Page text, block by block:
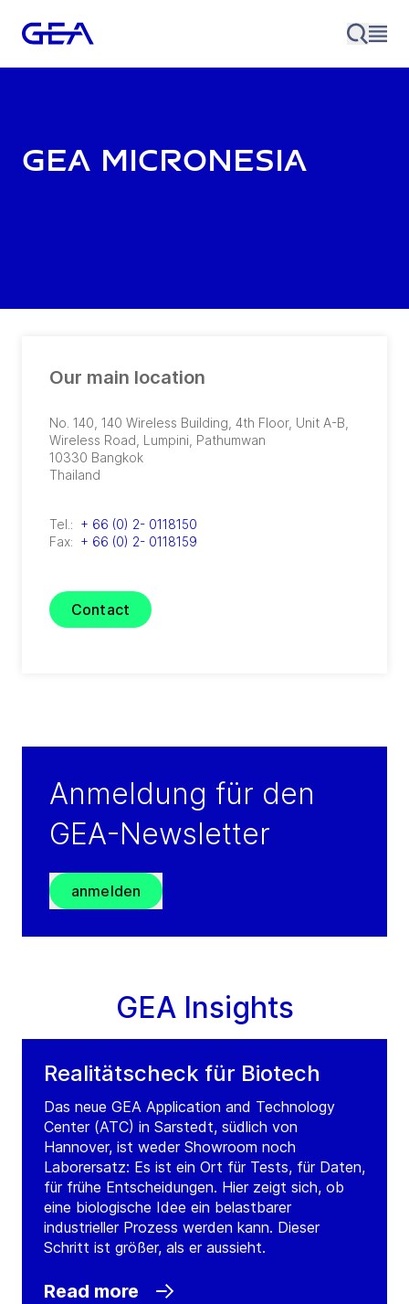
GEA Micronesia
Our main location
No. 140, 140 Wireless Building, 4th Floor, Unit A-B,
Wireless Road Lumpini, Pathumwan
10330 Bangkok
Thailand
Tel.: + 66 (0) 2- 0118150
Fax: + 66 (0) 2- 0118159
Contact
Anmeldung für den
GEA-Newsletter
anmelden
GEA Insights
Realitätscheck für Biotech
Das neue GEA Application and Technology
Center (ATC) in Sarstedt, südlich von
Hannover, ist weder Showroom noch
Laborersatz: Es ist ein Ort für Tests, für Daten,
für frühe Entscheidungen. Hier zeigt sich, ob
eine biologische Idee ein belastbarer
industrieller Prozess werden kann. Dieser
Schritt ist größer, als er aussieht.
Read more